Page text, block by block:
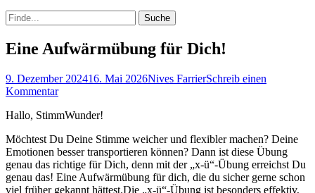
bei
der
Suche
Suche
nach:
Eine Aufwärmübung für Dich!
Posted
on
9. Dezember 202416. Mai 2026Autor
Nives FarrierSchreib einen
Kommentar
Hallo, StimmWunder!
Möchtest Du Deine Stimme weicher und flexibler machen? Deine
Emotionen besser transportieren können? Dann ist diese Übung
genau das richtige für Dich, denn mit der „x-ü“-Übung erreichst Du
genau das! Eine Aufwärmübung für dich, die du sicher gerne schon
viel früher gekannt hättest.Die „x-ü“-Übung ist besonders effektiv,